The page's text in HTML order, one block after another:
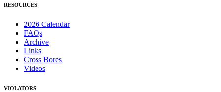
RESOURCES
2026 Calendar
FAQs
Archive
Links
Cross Bores
Videos
VIOLATORS